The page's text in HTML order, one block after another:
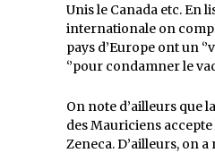
Unis le Canada etc. En
internationale on
pays d’Europe ont un
‘’pour condamner le
On note d’ailleurs que
des Mauriciens
Zeneca. D’ailleurs, on a